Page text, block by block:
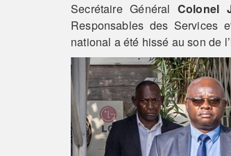
Secrétaire Général Colonel
Responsables des Services
national a été́ hissé au son de